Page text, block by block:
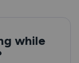
while